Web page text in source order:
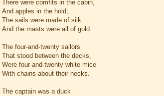
There were comfits in the cabin,
And apples in the hold;
The sails were made of silk
And the masts were all of gold.
The four-and-twenty sailors
That stood between the decks,
Were four-and-twenty white mice
With chains about their necks.
The captain was a duck